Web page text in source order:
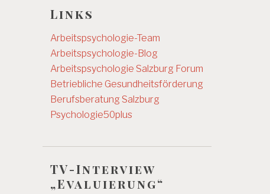
Links
Arbeitspsychologie-Team
Arbeitspsychologie-Blog
Arbeitspsychologie Salzburg Forum
Betriebliche Gesundheitsförderung
Berufsberatung Salzburg
Psychologie50plus
TV-Interview
„Evaluierung“